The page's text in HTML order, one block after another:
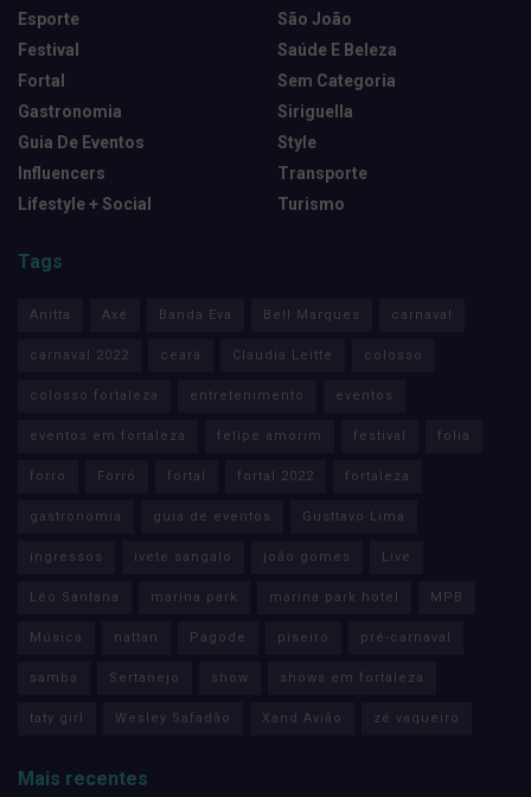
Esporte
Festival
Fortal
Gastronomia
Guia De Eventos
Influencers
Lifestyle + Social
São João
Saúde E Beleza
Sem Categoria
Siriguella
Style
Transporte
Turismo
Tags
Anitta Axé Banda Eva Bell Marques carnaval
carnaval 2022 ceará Claudia Leitte colosso
colosso fortaleza entretenimento eventos
eventos em fortaleza felipe amorim festival folia
forro Forró fortal fortal 2022 fortaleza
gastronomia guia de eventos Gusttavo Lima
ingressos ivete sangalo joão gomes Live
Léo Santana marina park marina park hotel MPB
Música nattan Pagode piseiro pré-carnaval
samba Sertanejo show shows em fortaleza
taty girl Wesley Safadão Xand Avião zé vaqueiro
Mais recentes